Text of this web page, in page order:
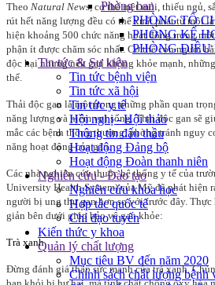
Phòng ban
PHÒNG TỔ
PHÒNG KẾ
PHÒNG ĐIỀU
Tin tức & Sự kiện
Tin tức bệnh viện
Tin tức xã hội
Tin tức y tế
Hội nghị - Hội thảo
Thông tin đấu thầu
Hoạt động Đảng bộ
Hoạt động Đoàn thanh niên
Nghiên cứu - Đào tạo
Nghiên cứu khoa học
Hợp tác quốc tế
Chỉ đạo tuyến
Kiến thức y khoa
Quản lý chất lượng
Mục tiêu BV đến năm 2020
Chính sách chất lượng bệnh
Theo Natural News, cơ thể mệt mỏi, thiếu ngủ,
rút hết năng lượng đều có thể xuất phát từ một
hiện khoảng 500 chức năng hoạt động trong
phận ít được chăm sóc nhất. Cơ thể con người
độc hại nhưng nếu gan không khỏe mạnh,
thể.
Thải độc gan là một trong những phần quan
năng lượng và niềm vui sống. Thải độc gan sẽ
mắc các bệnh thông thường, phòng tránh nguy
năng hoạt động của gan.
Các nhà nghiên cứu thuộc hệ thống y tế của
University Health System) của Mỹ đã phát hiện
người bị ung thư gan hơn so với trước đây.
giản bên dưới giúp bảo vệ gan khỏe:
Trà xanh
Đừng đánh giá thấp sức mạnh của trà xanh.